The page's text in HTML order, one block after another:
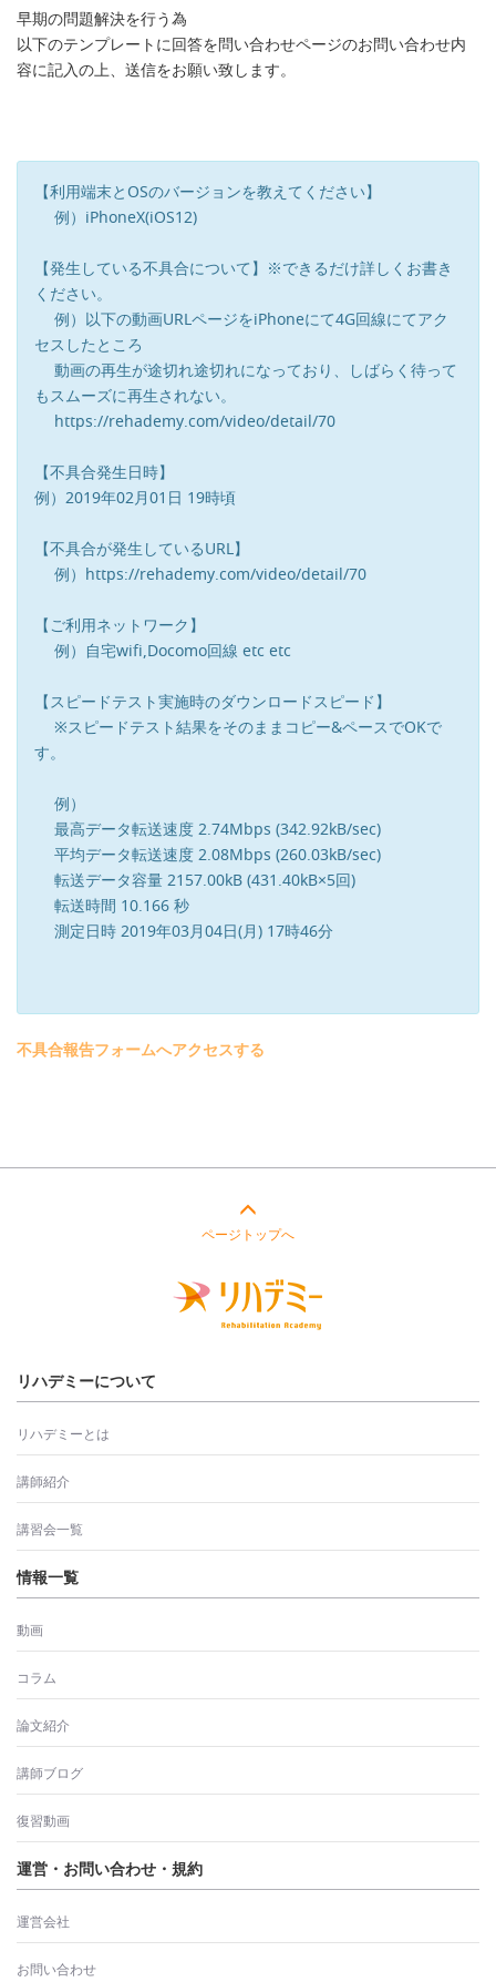
早期の問題解決を行う為
以下のテンプレートに回答を問い合わせページのお問い合わせ内
容に記入の上、送信をお願い致します。
【利用端末とOSのバージョンを教えてください】
例）iPhoneX(iOS12)
【発生している不具合について】※できるだけ詳しくお書き
ください。
例）以下の動画URLページをiPhoneにて4G回線にてアク
セスしたところ
動画の再生が途切れ途切れになっており、しばらく待って
もスムーズに再生されない。
https://rehademy.com/video/detail/70
【不具合発生日時】
例）2019年02月01日 19時頃
【不具合が発生しているURL】
例）https://rehademy.com/video/detail/70
【ご利用ネットワーク】
例）自宅wifi,Docomo回線 etc etc
【スピードテスト実施時のダウンロードスピード】
※スピードテスト結果をそのままコピー&ペースでOKで
す。
例）
最高データ転送速度 2.74Mbps (342.92kB/sec)
平均データ転送速度 2.08Mbps (260.03kB/sec)
転送データ容量 2157.00kB (431.40kB×5回)
転送時間 10.166 秒
測定日時 2019年03月04日(月) 17時46分
不具合報告フォームへアクセスする
ページトップへ
リハデミーについて
リハデミーとは
講師紹介
講習会一覧
情報一覧
動画
コラム
論文紹介
講師ブログ
復習動画
運営・お問い合わせ・規約
運営会社
お問い合わせ